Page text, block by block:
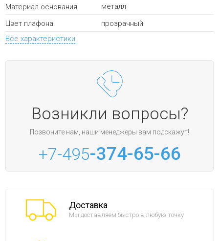
Материал основания
металл
Цвет плафона
прозрачный
Все характеристики
Возникли вопросы?
Позвоните нам, наши менеджеры вам подскажут!
+7-495-374-65-66
Доставка
Мы доставляем быстро в любую точку